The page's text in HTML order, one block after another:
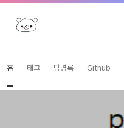
본문 바로가기
홈 태그 방명록 Github